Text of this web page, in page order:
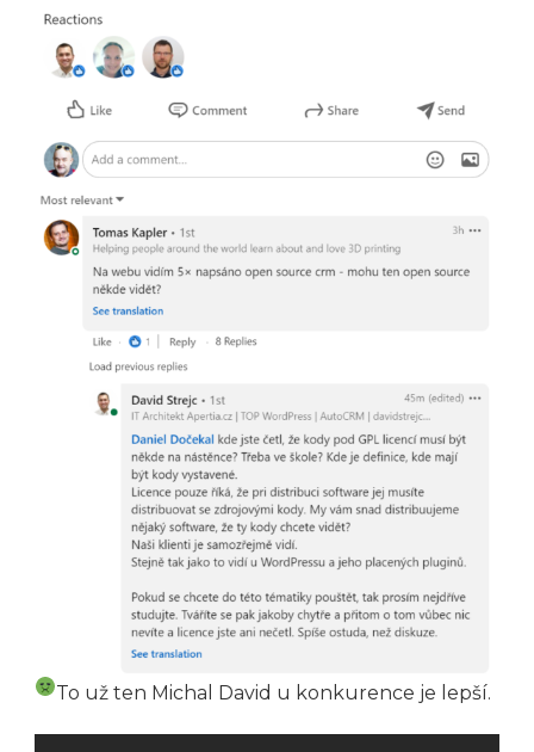
To už ten Michal David u konkurence je lepší.